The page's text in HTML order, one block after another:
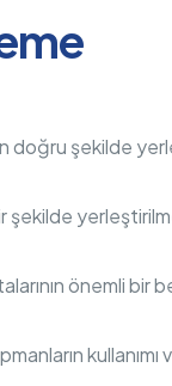
şekilde
önemli